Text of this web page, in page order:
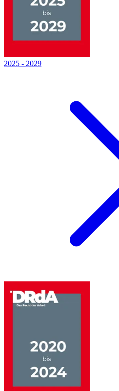
2025 - 2029